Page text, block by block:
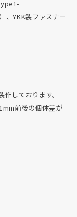
YKK製ファスナー
しております。
前後の個体差が